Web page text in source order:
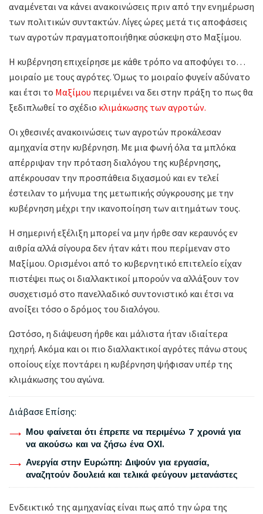
αναμένεται να κάνει ανακοινώσεις πριν από την ενημέρωση
των πολιτικών συντακτών. Λίγες ώρες μετά τις αποφάσεις
των αγροτών πραγματοποιήθηκε σύσκεψη στο Μαξίμου.
Η κυβέρνηση επιχείρησε με κάθε τρόπο να αποφύγει το…
μοιραίο με τους αγρότες. Όμως το μοιραίο φυγείν αδύνατο
και έτσι το Μαξίμου περιμένει να δει στην πράξη το πως θα
ξεδιπλωθεί το σχέδιο κλιμάκωσης των αγροτών.
Οι χθεσινές ανακοινώσεις των αγροτών προκάλεσαν
αμηχανία στην κυβέρνηση. Με μια φωνή όλα τα μπλόκα
απέρριψαν την πρόταση διαλόγου της κυβέρνησης,
απέκρουσαν την προσπάθεια διχασμού και εν τελεί
έστειλαν το μήνυμα της μετωπικής σύγκρουσης με την
κυβέρνηση μέχρι την ικανοποίηση των αιτημάτων τους.
Η σημερινή εξέλιξη μπορεί να μην ήρθε σαν κεραυνός εν
αιθρία αλλά σίγουρα δεν ήταν κάτι που περίμεναν στο
Μαξίμου. Ορισμένοι από το κυβερνητικό επιτελείο είχαν
πιστέψει πως οι διαλλακτικοί μπορούν να αλλάξουν τον
συσχετισμό στο πανελλαδικό συντονιστικό και έτσι να
ανοίξει τόσο ο δρόμος του διαλόγου.
Ωστόσο, η διάψευση ήρθε και μάλιστα ήταν ιδιαίτερα
ηχηρή. Ακόμα και οι πιο διαλλακτικοί αγρότες πάνω στους
οποίους είχε ποντάρει η κυβέρνηση ψήφισαν υπέρ της
κλιμάκωσης του αγώνα.
Διάβασε Επίσης:
Μου φαίνεται ότι έπρεπε να περιμένω 7 χρονιά για
να ακούσω και να ζήσω ένα ΟΧΙ.
Ανεργία στην Ευρώπη: Διψούν για εργασία,
αναζητούν δουλειά και τελικά φεύγουν μετανάστες
Ενδεικτικό της αμηχανίας είναι πως από την ώρα της